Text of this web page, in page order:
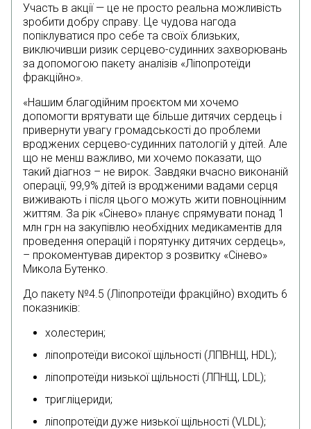
Участь в акції — це не просто реальна можливість
зробити добру справу. Це чудова нагода
попіклуватися про себе та своїх близьких,
виключивши ризик серцево-судинних захворювань
за допомогою пакету аналізів «Ліпопротеїди
фракційно».
«Нашим благодійним проєктом ми хочемо
допомогти врятувати ще більше дитячих сердець і
привернути увагу громадськості до проблеми
вроджених серцево-судинних патологій у дітей. Але
що не менш важливо, ми хочемо показати, що
такий діагноз – не вирок. Завдяки вчасно виконаній
операції, 99,9% дітей із вродженими вадами серця
виживають і після цього можуть жити повноцінним
життям. За рік «Сінево» планує спрямувати понад 1
млн грн на закупівлю необхідних медикаментів для
проведення операцій і порятунку дитячих сердець»,
– прокоментував директор з розвитку «Сінево»
Микола Бутенко.
До пакету №4.5 (Ліпопротеїди фракційно) входить 6
показників:
холестерин;
ліпопротеїди високої щільності (ЛПВНЩ, HDL);
ліпопротеїди низької щільності (ЛПНЩ, LDL);
тригліцериди;
ліпопротеїди дуже низької щільності (VLDL);